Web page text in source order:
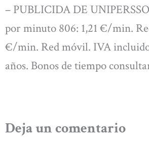
– PUBLICIDA DE
por minuto 806: 1,21 €/min.
€/min. Red móvil. IVA
años. Bonos de tiempo
Deja un comentario